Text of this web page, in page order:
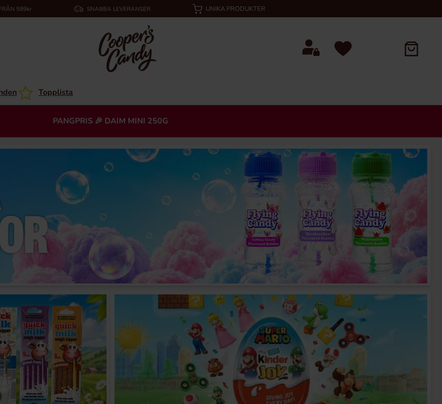
599kr SNABBA LEVERANSER UNIKA PRODUKTER
Topplista
PANGPRIS 🎉 DAIM MINI 250G